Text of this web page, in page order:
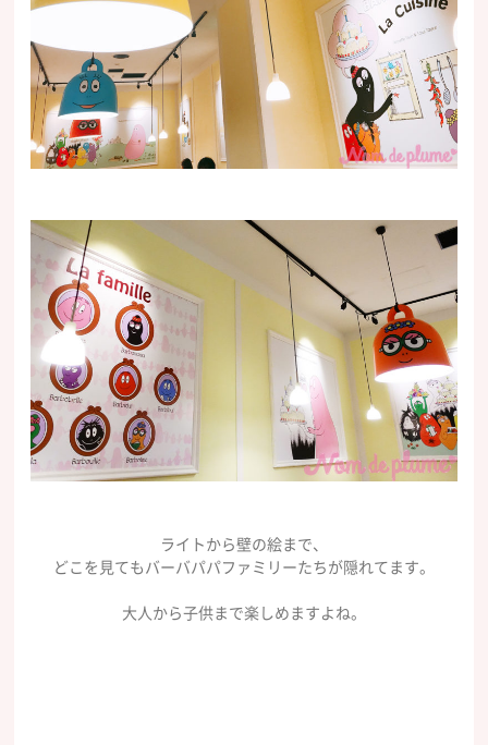
ライトから壁の絵まで、
どこを見てもバーバパパファミリーたちが隠れてます。
大人から子供まで楽しめますよね。